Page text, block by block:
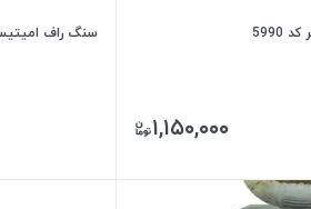
۱,۱۵۰,۰۰۰
سنگ راف امیتیست